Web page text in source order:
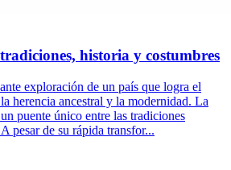
historia y costumbres
exploración de un país que logra el
herencia ancestral y la modernidad. La
puente único entre las tradiciones
pesar de su rápida transfor...